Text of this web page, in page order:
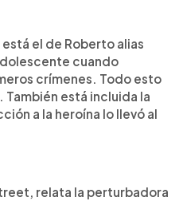
el de Roberto alias
cuando
crímenes. Todo esto
está incluida la
a la heroína lo llevó al
relata la perturbadora